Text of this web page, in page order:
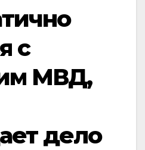
с
МВД,
дело